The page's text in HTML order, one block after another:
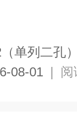
单列二孔
08-01 | 阅